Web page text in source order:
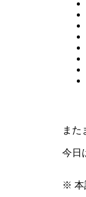
また
今日
※ 本